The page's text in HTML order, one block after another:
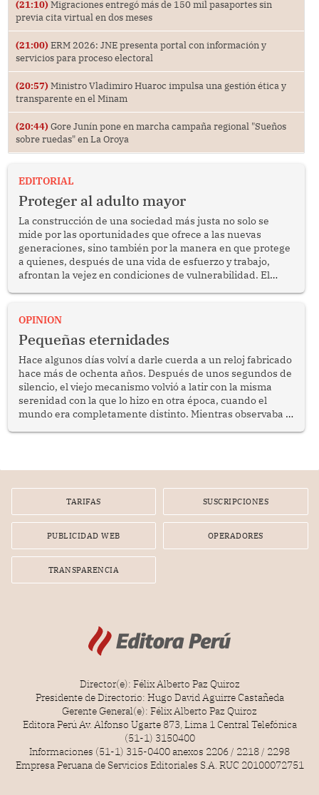
(21:10) Migraciones entregó más de 150 mil pasaportes sin
previa cita virtual en dos meses
(21:00) ERM 2026: JNE presenta portal con información y
servicios para proceso electoral
(20:57) Ministro Vladimiro Huaroc impulsa una gestión ética y
transparente en el Minam
(20:44) Gore Junín pone en marcha campaña regional "Sueños
sobre ruedas" en La Oroya
EDITORIAL
Proteger al adulto mayor
La construcción de una sociedad más justa no solo se
mide por las oportunidades que ofrece a las nuevas
generaciones, sino también por la manera en que protege
a quienes, después de una vida de esfuerzo y trabajo,
afrontan la vejez en condiciones de vulnerabilidad. El
bimestrales el subsidio que reciben los beneficiarios del
reflexionar sobre la importancia de fortalecer las políticas
públicas dirigidas a los adultos mayores en pobreza.
OPINION
Pequeñas eternidades
Hace algunos días volví a darle cuerda a un reloj fabricado
hace más de ochenta años. Después de unos segundos de
silencio, el viejo mecanismo volvió a latir con la misma
serenidad con la que lo hizo en otra época, cuando el
mundo era completamente distinto. Mientras observaba el
TARIFAS SUSCRIPCIONES
PUBLICIDAD WEB OPERADORES
TRANSPARENCIA
Director(e): Félix Alberto Paz Quiroz
Presidente de Directorio: Hugo David Aguirre Castañeda
Gerente General(e): Félix Alberto Paz Quiroz
Editora Perú Av. Alfonso Ugarte 873, Lima 1 Central Telefónica
(51-1) 3150400
Informaciones (51-1) 315-0400 anexos 2206 / 2218 / 2298
Empresa Peruana de Servicios Editoriales S.A. RUC 20100072751